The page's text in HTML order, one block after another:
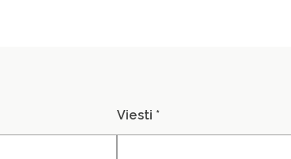
Viesti *